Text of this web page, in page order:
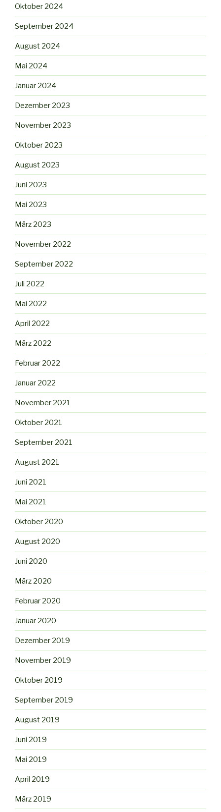
Oktober 2024
September 2024
August 2024
Mai 2024
Januar 2024
Dezember 2023
November 2023
Oktober 2023
August 2023
Juni 2023
Mai 2023
März 2023
November 2022
September 2022
Juli 2022
Mai 2022
April 2022
März 2022
Februar 2022
Januar 2022
November 2021
Oktober 2021
September 2021
August 2021
Juni 2021
Mai 2021
Oktober 2020
August 2020
Juni 2020
März 2020
Februar 2020
Januar 2020
Dezember 2019
November 2019
Oktober 2019
September 2019
August 2019
Juni 2019
Mai 2019
April 2019
März 2019